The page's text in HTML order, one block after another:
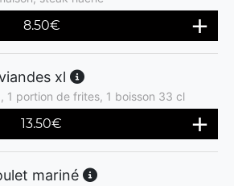
8.50€
xl
1 portion de frites, 1 boisson 33 cl
13.50€
mariné